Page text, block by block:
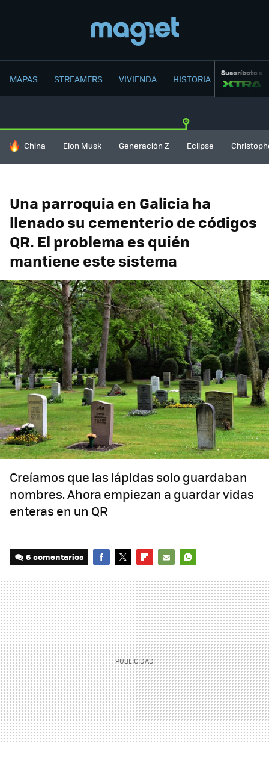
MAPAS STREAMERS VIVIENDA HISTORIA Suscríbete a
HOY SE HABLA DE
China Elon Musk Generación Z Eclipse
Una parroquia en Galicia ha
llenado su cementerio de códigos
QR. El problema es quién
mantiene este sistema
Creíamos que las lápidas solo guardaban
nombres. Ahora empiezan a guardar vidas
enteras en un QR
6 comentarios
MAIL